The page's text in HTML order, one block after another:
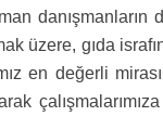
danışmanların
üzere, gıda
en değerli